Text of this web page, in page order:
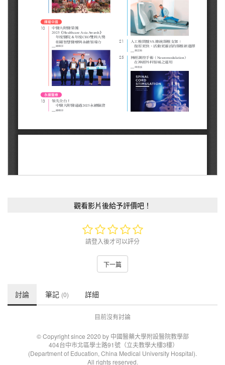
觀看影片後給予評價吧！
請登入後才可以評分
下一篇
討論 筆記 (0) 詳細
目前沒有討論
© Copyright since 2020 by 中國醫藥大學附設醫院教學部
404台中市北區學士路91號（立夫教學大樓3樓）
(Department of Education, China Medical University Hospital).
All rights reserved.